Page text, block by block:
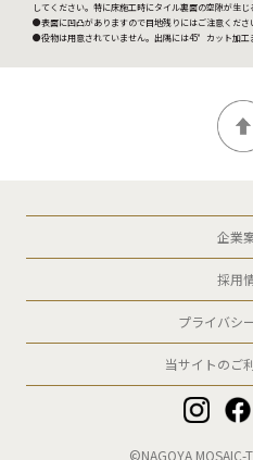
してください。特に床施工時にタイル裏面の空隙が生
●表面に凹凸がありますので目地残りにはご注意くださ
●役物は用意されていません。出隅には45゜カット加工
企業
採用
プライバシ
当サイトのご
©NAGOYA MOSAIC-